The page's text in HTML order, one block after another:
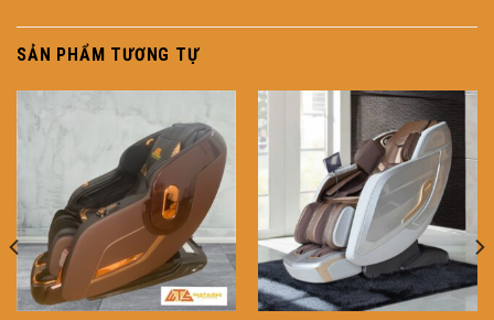
SẢN PHẨM TƯƠNG TỰ